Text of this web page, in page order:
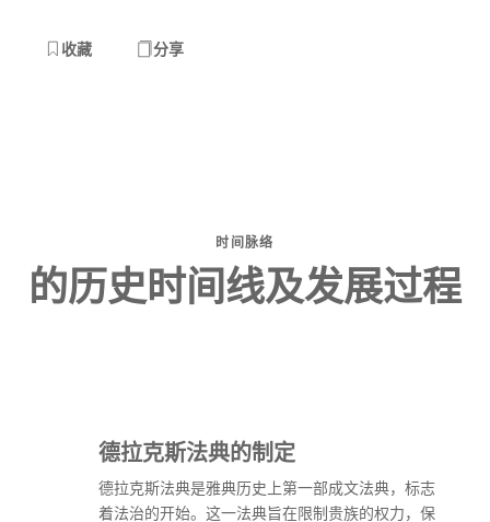
收藏 分享
时间脉络
的历史时间线及发展过程
德拉克斯法典的制定
德拉克斯法典是雅典历史上第一部成文法典，标志
着法治的开始。这一法典旨在限制贵族的权力，保